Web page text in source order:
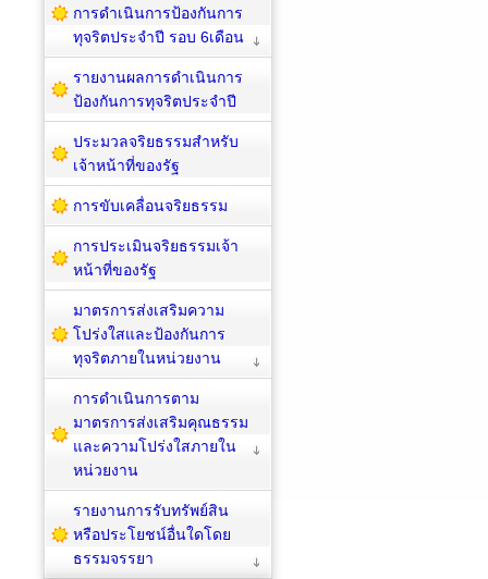
การดำเนินการป้องกันการ
ทุจริตประจำปี รอบ 6เดือน
รายงานผลการดำเนินการ
ป้องกันการทุจริตประจำปี
ประมวลจริยธรรมสำหรับ
เจ้าหน้าที่ของรัฐ
การขับเคลื่อนจริยธรรม
การประเมินจริยธรรมเจ้า
หน้าที่ของรัฐ
มาตรการส่งเสริมความ
โปร่งใสและป้องกันการ
ทุจริตภายในหน่วยงาน
การดำเนินการตาม
มาตรการส่งเสริมคุณธรรม
และความโปร่งใสภายใน
หน่วยงาน
รายงานการรับทรัพย์สิน
หรือประโยชน์อื่นใดโดย
ธรรมจรรยา